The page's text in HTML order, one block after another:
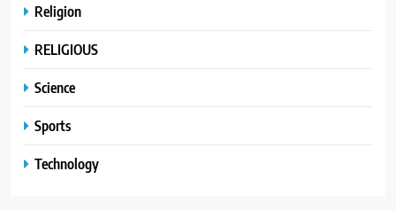
Religion
RELIGIOUS
Science
Sports
Technology